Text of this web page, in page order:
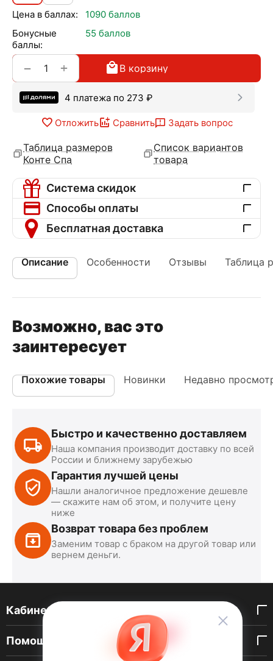
Цена в баллах:
1090 баллов
Бонусные
баллы:
55 баллов
+
− В корзину
4 платежа по 273 ₽
Отложить Сравнить Задать вопрос
Таблица размеров
Конте Спа
Список вариантов
товара
Система скидок
Способы оплаты
Бесплатная доставка
Описание Особенности Отзывы Таблица
Возможно, вас это
заинтересует
Похожие товары Новинки Недавно
Быстро и качественно доставляем
Наша компания производит доставку по всей
России и ближнему зарубежью
Гарантия лучшей цены
Нашли аналогичное предложение дешевле
— скажите нам об этом, и получите цену
ниже
Возврат товара без проблем
Заменим товар с браком на другой товар или
вернем деньги.
Кабинет покупателя
Помощь покупателю